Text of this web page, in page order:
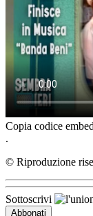
Copia codice embed
.
© Riproduzione
Sottoscrivi